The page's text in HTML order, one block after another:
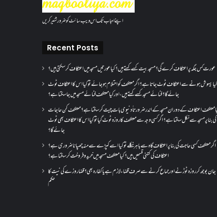
اپنے احباب تک اس ویب سائٹ کو ضرور شئیر کریں
Recent Posts
عورت کس جگہ پر اعتکاف کرے گی؟مسجد بیت کسے کہتے ہیں؟کیا عورتیں مسجد میں اعتکاف کر سکتی ہیں؟
کیا بیہوش ہونے سے اعتکاف ٹوٹ جاتا ہے؟ اگر معتکف کو احتلام ہو جائے تو کیا اس کا اعتکاف ٹوٹ
جائے گا؟فنائے مسجد کسے کہتے ہیں ، اور کیا معتکف فنائے مسجد میں جا سکتا ہے؟
معتکف اعتکاف کے دوران مسجد کے اندر ضرورتاً دنیوی بات چیت کر سکتا ہے؟معتکف کن حاجات
کی بنا پر مسجد سے نکل سکتا ہے؟ اگر کسی وجہ سے معتکف کا روزہ ٹوٹ گیا تو کیا اس کا اعتکاف بھی ٹوٹ
جائے گا؟
اگر معتکف کسی حاجت کی بنا پر اعتکاف گاہ سے باہر نکلے تو کیا اسے کپڑے سے منہ چھپانا ضروری ہے؟
اعتکاف کی کتنی قسمیں ہیں؟کیا معتکف مسجد میں خرید و فروخت کر سکتا ہے؟
جان بوجھ کر روزہ ٹوڑنے اور جماع کرنے سے صرف قضاء لازم ہے یا کفارہ بھی؟ قضا روزے کی نیت کا
حکم